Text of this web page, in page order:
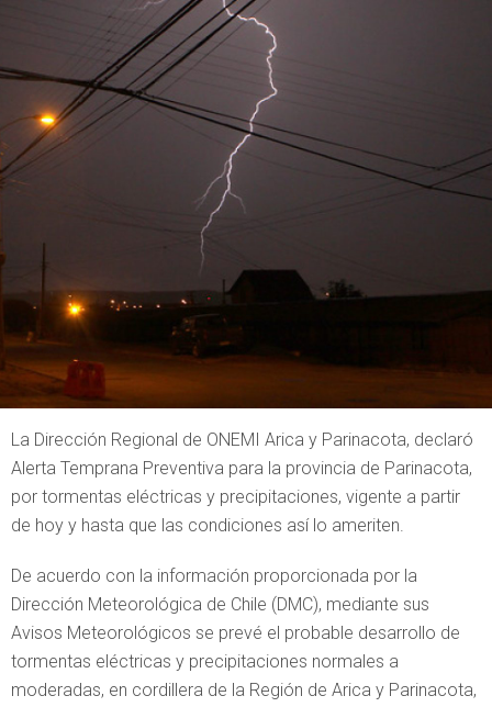
La Dirección Regional de ONEMI Arica y Parinacota, declaró
Alerta Temprana Preventiva para la provincia de Parinacota,
por tormentas eléctricas y precipitaciones, vigente a partir
de hoy y hasta que las condiciones así lo ameriten.
De acuerdo con la información proporcionada por la
Dirección Meteorológica de Chile (DMC), mediante sus
Avisos Meteorológicos se prevé el probable desarrollo de
tormentas eléctricas y precipitaciones normales a
moderadas, en cordillera de la Región de Arica y Parinacota,